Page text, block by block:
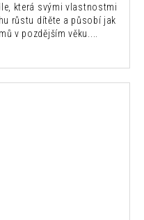
která svými vlastnostmi
růstu dítěte a působí jak
v pozdějším věku....